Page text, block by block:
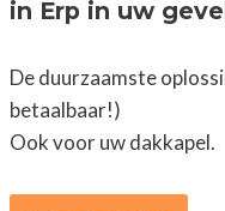
in Erp in uw
De duurzaamste
betaalbaar!)
Ook voor uw dakkapel.